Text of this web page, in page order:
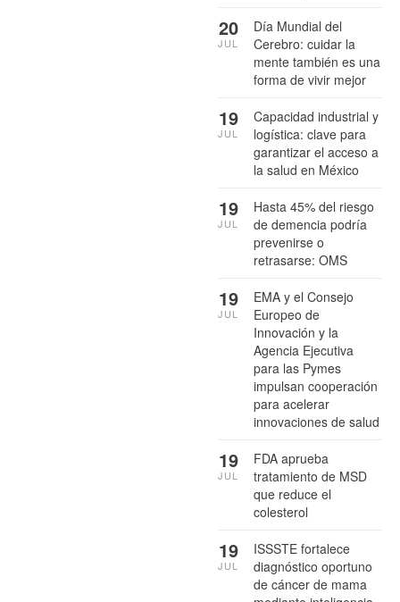
Día Mundial del
Cerebro: cuidar la
mente también es una
forma de vivir mejor
20
JUL
Capacidad industrial y
logística: clave para
garantizar el acceso a
la salud en México
19
JUL
Hasta 45% del riesgo
de demencia podría
prevenirse o
retrasarse: OMS
19
JUL
EMA y el Consejo
Europeo de
Innovación y la
Agencia Ejecutiva
para las Pymes
impulsan cooperación
para acelerar
innovaciones de salud
19
JUL
FDA aprueba
tratamiento de MSD
que reduce el
colesterol
19
JUL
ISSSTE fortalece
diagnóstico oportuno
de cáncer de mama
19
JUL